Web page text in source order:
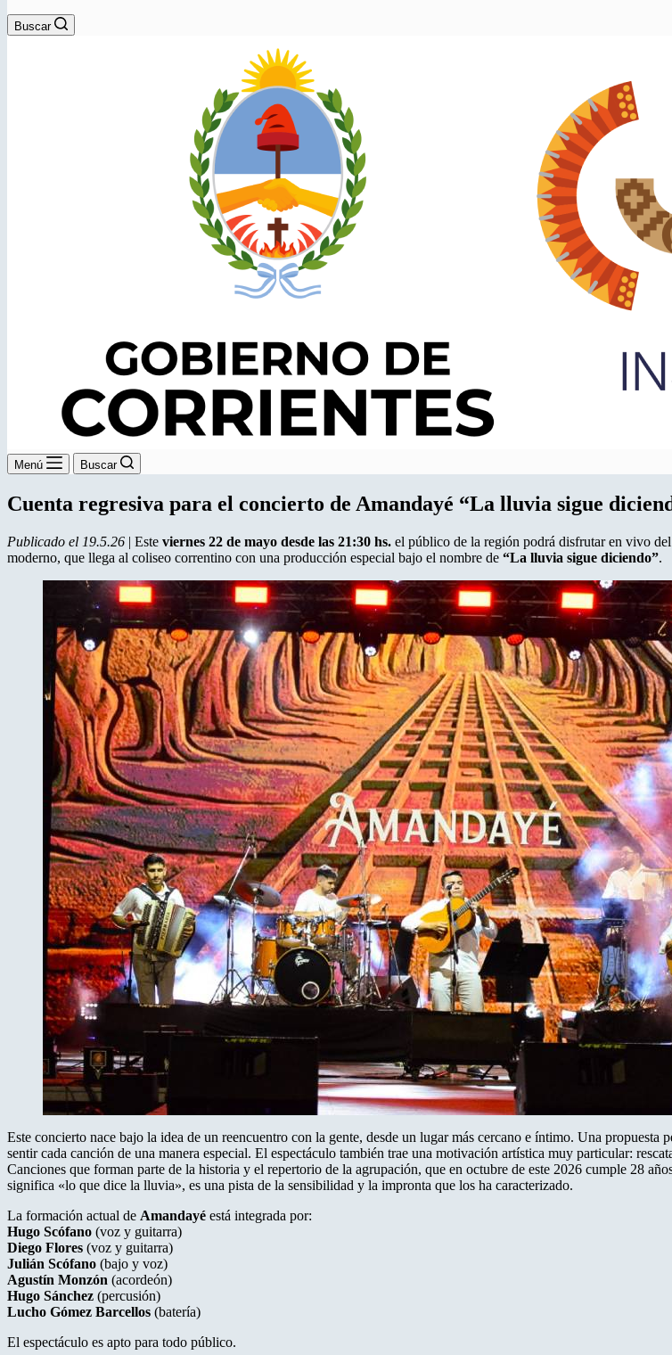
Buscar
Menú Buscar
Cuenta regresiva para el concierto de Amandayé “La lluvia sigue
Publicado el 19.5.26 | Este viernes 22 de mayo desde las 21:30 hs. el público de la región podrá disfrutar en vivo
moderno, que llega al coliseo correntino con una producción especial bajo el nombre de “La lluvia sigue diciendo”.
Este concierto nace bajo la idea de un reencuentro con la gente, desde un lugar más cercano e íntimo. Una
sentir cada canción de una manera especial. El espectáculo también trae una motivación artística muy particular:
Canciones que forman parte de la historia y el repertorio de la agrupación, que en octubre de este 2026 cumple 28
significa «lo que dice la lluvia», es una pista de la sensibilidad y la impronta que los ha caracterizado.
La formación actual de Amandayé está integrada por:
Hugo Scófano (voz y guitarra)
Diego Flores (voz y guitarra)
Julián Scófano (bajo y voz)
Agustín Monzón (acordeón)
Hugo Sánchez (percusión)
Lucho Gómez Barcellos (batería)
El espectáculo es apto para todo público.